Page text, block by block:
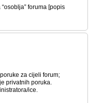
foruma [popis
za cijeli forum;
privatnih poruka.
ice.